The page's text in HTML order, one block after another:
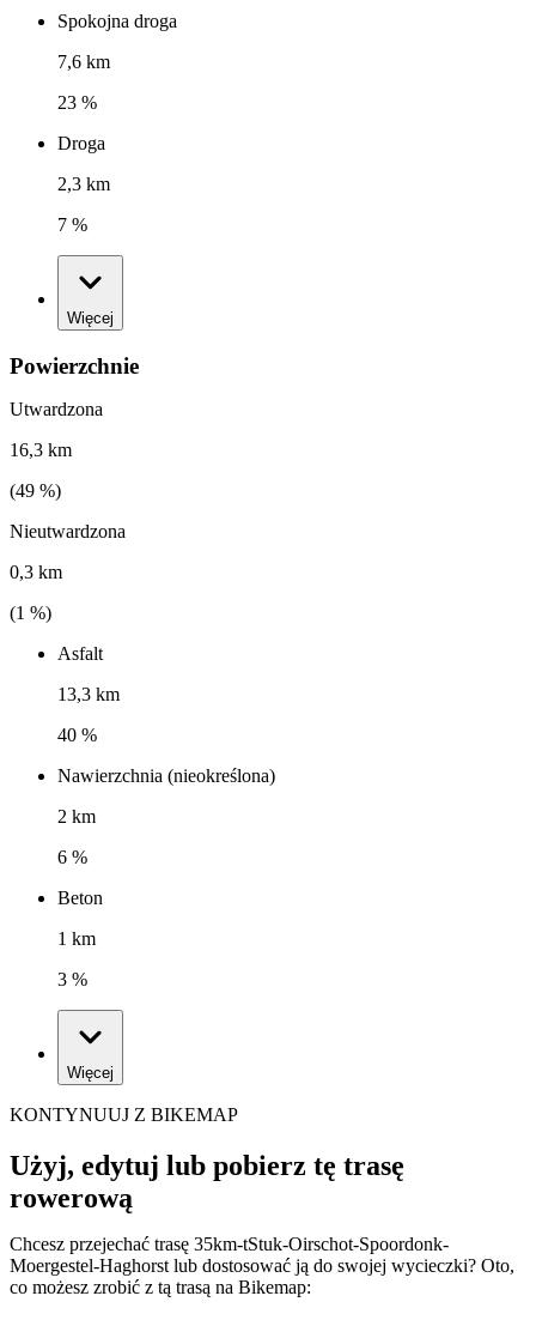
Spokojna droga
7,6 km
23 %
Droga
2,3 km
7 %
Więcej
Powierzchnie
Utwardzona
16,3 km
(49 %)
Nieutwardzona
0,3 km
(1 %)
Asfalt
13,3 km
40 %
Nawierzchnia (nieokreślona)
2 km
6 %
Beton
1 km
3 %
Więcej
KONTYNUUJ Z BIKEMAP
Użyj, edytuj lub pobierz tę trasę
rowerową
Chcesz przejechać trasę 35km-tStuk-Oirschot-Spoordonk-
Moergestel-Haghorst lub dostosować ją do swojej wycieczki? Oto,
co możesz zrobić z tą trasą na Bikemap: